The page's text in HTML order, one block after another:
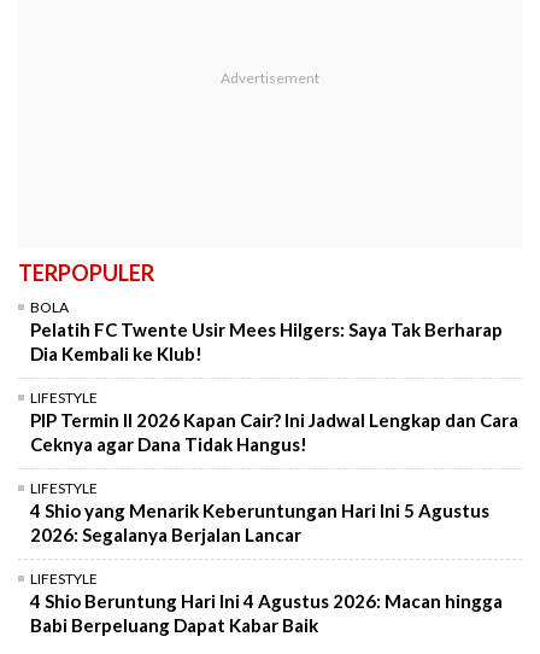
TERPOPULER
BOLA
Pelatih FC Twente Usir Mees Hilgers: Saya Tak Berharap
Dia Kembali ke Klub!
LIFESTYLE
PIP Termin II 2026 Kapan Cair? Ini Jadwal Lengkap dan Cara
Ceknya agar Dana Tidak Hangus!
LIFESTYLE
4 Shio yang Menarik Keberuntungan Hari Ini 5 Agustus
2026: Segalanya Berjalan Lancar
LIFESTYLE
4 Shio Beruntung Hari Ini 4 Agustus 2026: Macan hingga
Babi Berpeluang Dapat Kabar Baik